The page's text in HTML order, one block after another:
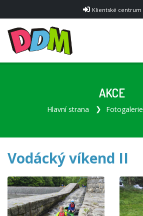
Klientské centrum
AKCE
Hlavní strana Fotogalerie
Vodácký víkend II